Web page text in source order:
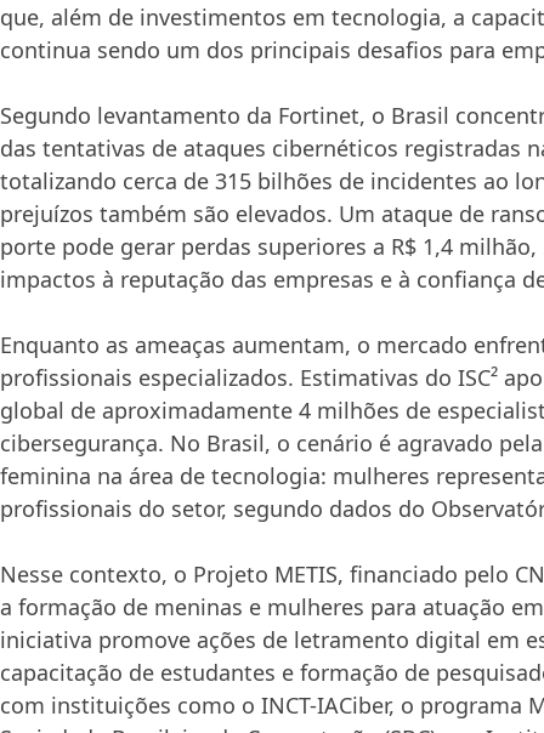
que, além de investimentos em tecnologia, a
continua sendo um dos principais desafios para
Segundo levantamento da Fortinet, o Brasil
das tentativas de ataques cibernéticos registradas
totalizando cerca de 315 bilhões de incidentes ao
prejuízos também são elevados. Um ataque de
porte pode gerar perdas superiores a R$ 1,4
impactos à reputação das empresas e à confiança
Enquanto as ameaças aumentam, o mercado
profissionais especializados. Estimativas do ISC²
global de aproximadamente 4 milhões de
cibersegurança. No Brasil, o cenário é agravado
feminina na área de tecnologia: mulheres
profissionais do setor, segundo dados do
Nesse contexto, o Projeto METIS, financiado pelo
a formação de meninas e mulheres para atuação
iniciativa promove ações de letramento digital em
capacitação de estudantes e formação de
com instituições como o INCT-IACiber, o programa